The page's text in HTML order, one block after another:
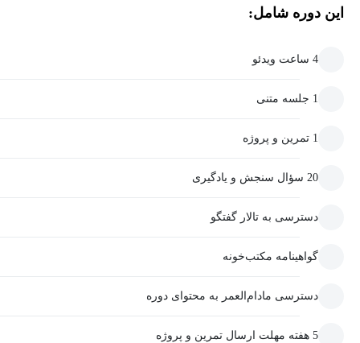
این دوره شامل:
4 ساعت ویدئو
1 جلسه متنی
1 تمرین و پروژه
20 سؤال سنجش و یادگیری
دسترسی به تالار گفتگو
گواهینامه مکتب‌خونه
دسترسی مادام‌العمر به محتوای دوره
5 هفته مهلت ارسال تمرین و پروژه